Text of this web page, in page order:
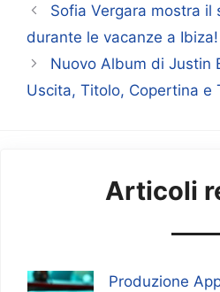
Sofia Vergara mostra il
durante le vacanze a Ibiza!
Nuovo Album di Justin
Uscita, Titolo, Copertina e
Articoli
Produzione